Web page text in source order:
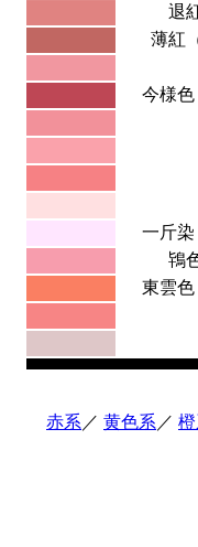
退
薄紅
今様
一斤
鴇
東雲
赤系 ／ 黄色系 ／